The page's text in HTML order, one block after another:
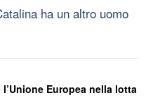
ha un altro uomo
Europea nella lotta